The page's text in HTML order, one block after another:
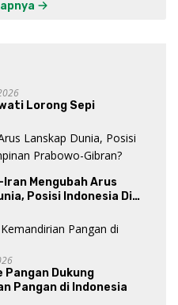
Lorong Sepi
Iran Mengubah Arus
Posisi Indonesia Di
Dukung
Pangan di Indonesia